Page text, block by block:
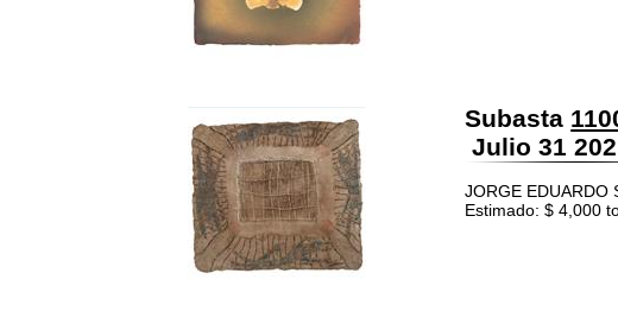
Subasta
Julio 31
JORGE EDUARDO
Estimado: $ 4,000